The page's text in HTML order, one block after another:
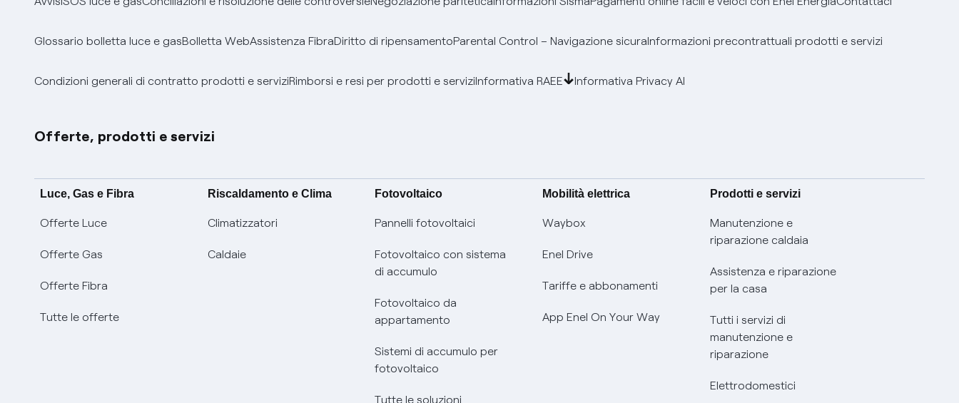
Glossario bolletta luce e gasBolletta WebAssistenza FibraDiritto di ripensamentoParental Control – Navigazione sicuraInformazioni precontrattuali prodotti e servizi
Condizioni generali di contratto prodotti e serviziRimborsi e resi per prodotti e serviziInformativa RAEE Informativa Privacy AI
Offerte, prodotti e servizi
Luce, Gas e Fibra
Offerte Luce
Offerte Gas
Offerte Fibra
Tutte le offerte
Riscaldamento e Clima
Climatizzatori
Caldaie
Fotovoltaico
Pannelli fotovoltaici
Fotovoltaico con sistema
di accumulo
Fotovoltaico da
appartamento
Sistemi di accumulo per
fotovoltaico
Tutte le soluzioni
Mobilità elettrica
Waybox
Enel Drive
Tariffe e abbonamenti
App Enel On Your Way
Prodotti e servizi
Manutenzione e
riparazione caldaia
Assistenza e riparazione
per la casa
Tutti i servizi di
manutenzione e
riparazione
Elettrodomestici